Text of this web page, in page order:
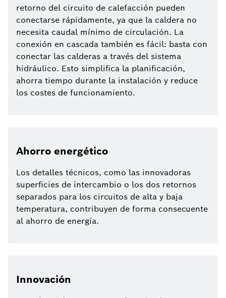
retorno del circuito de calefacción pueden
conectarse rápidamente, ya que la caldera no
necesita caudal mínimo de circulación. La
conexión en cascada también es fácil: basta con
conectar las calderas a través del sistema
hidráulico. Esto simplifica la planificación,
ahorra tiempo durante la instalación y reduce
los costes de funcionamiento.
Ahorro energético
Los detalles técnicos, como las innovadoras
superficies de intercambio o los dos retornos
separados para los circuitos de alta y baja
temperatura, contribuyen de forma consecuente
al ahorro de energía.
Innovación